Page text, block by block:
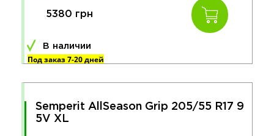
5380 грн
В наличии
Под заказ 7-20 дней
Semperit AllSeason Grip 205/55 R17 9
5V XL